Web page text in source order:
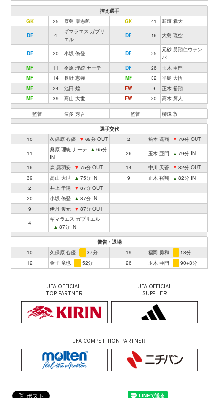
控え選手
GK
25 原島 康志郎 GK 41 新垣 祥大
DF 4
ギマラエス ガブリ
エル
DF 16 大島 琉空
DF 20 小坂 脩登 DF 25
元砂 晏翔仁ウデン
バ
MF
11 桑原 理統 ナーテ DF 26
玉木 亜門
MF
14 長野 恵弥 MF 32
平島 大悟
MF
24 池田 煌 FW 9
正木 裕翔
MF
39 髙山 大世 FW 30 髙木 輝人
監督 波多 秀吾 監督 柳澤 敦
選手交代
10
久保原 心優 ▼ 65分 OUT 2 松本 遥翔 ▼ 79分 OUT
11
桑原 理統 ナーテ ▲ 65分
IN
26 玉木 亜門 ▲ 79分 IN
16 森 露羽安 ▼ 75分 OUT 14 中川 天蒼 ▼ 82分 OUT
39
髙山 大世 ▲ 75分 IN 9 正木 裕翔 ▲ 82分 IN
2
井上 千陽 ▼ 87分 OUT
20
小坂 脩登 ▲ 87分 IN
9
伊丹 俊元 ▼ 87分 OUT
4
ギマラエス ガブリエル
▲ 87分 IN
警告・退場
10
久保原 心優 37分 19 福岡 勇和
18分
12
金子 竜也 52分 26 玉木 亜門 90+3分
JFA OFFICIAL
TOP PARTNER
JFA OFFICIAL
SUPPLIER
JFA COMPETITION PARTNER